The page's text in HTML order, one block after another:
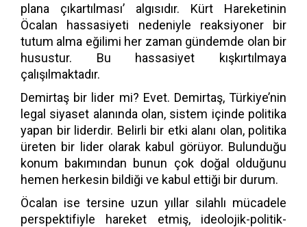
plana çıkartılması’ algısıdır. Kürt Hareketinin
Öcalan hassasiyeti nedeniyle reaksiyoner bir
tutum alma eğilimi her zaman gündemde olan bir
husustur. Bu hassasiyet kışkırtılmaya
çalışılmaktadır.
Demirtaş bir lider mi? Evet. Demirtaş, Türkiye’nin
legal siyaset alanında olan, sistem içinde politika
yapan bir liderdir. Belirli bir etki alanı olan, politika
üreten bir lider olarak kabul görüyor. Bulunduğu
konum bakımından bunun çok doğal olduğunu
hemen herkesin bildiği ve kabul ettiği bir durum.
Öcalan ise tersine uzun yıllar silahlı mücadele
perspektifiyle hareket etmiş, ideolojik-politik-